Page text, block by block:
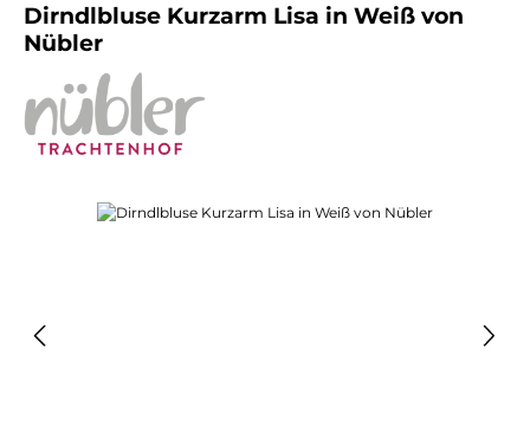
Dirndlbluse Kurzarm Lisa in Weiß von
Nübler
Bildergalerie überspringen